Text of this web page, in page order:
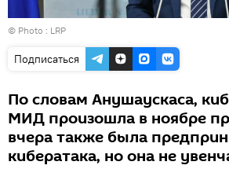
© Photo : LRP
Подписаться
По словам Анушаускаса,
МИД произошла в ноябре
вчера также была
кибератака, но она не